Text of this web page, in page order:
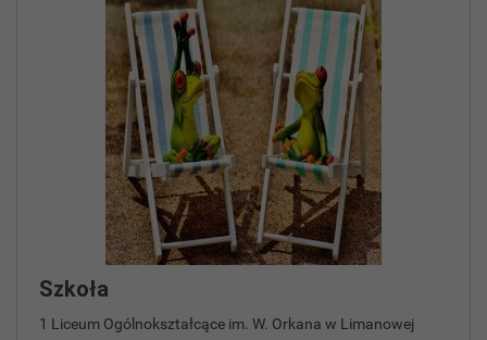
Szkoła
1 Liceum Ogólnokształcące im. W. Orkana w Limanowej